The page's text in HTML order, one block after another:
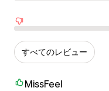
すべてのレビュー
MissFeel